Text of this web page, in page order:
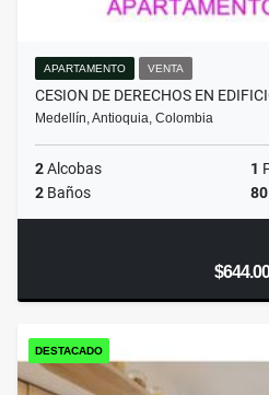
APARTAMENTO VENTA
CESION DE DERECHOS EN
Medellín, Antioquia, Colombia
2Alcobas 1
2 Baños 80
DESTACADO